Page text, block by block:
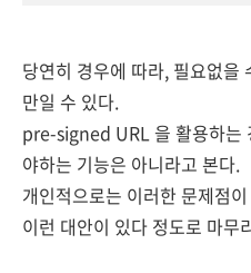
당연히 경우에 따라, 필요없을
만일 수 있다.
pre-signed URL 을 활용하는
야하는 기능은 아니라고 본다.
개인적으로는 이러한 문제점
이런 대안이 있다 정도로 마무